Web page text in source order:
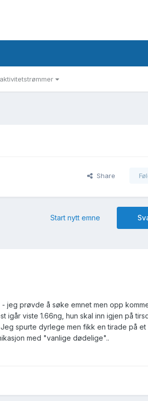
Share
Start nytt emne
jeg prøvde å søke emnet men opp
igår viste 1.66ng, hun skal inn igjen på
spurte dyrlege men fikk en tirade på et
med "vanlige dødelige"..